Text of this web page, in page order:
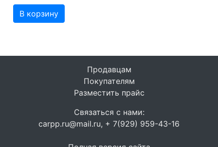
В корзину
Продавцам
Покупателям
Разместить прайс
Связаться с нами:
carpp.ru@mail.ru, + 7(929) 959-43-16